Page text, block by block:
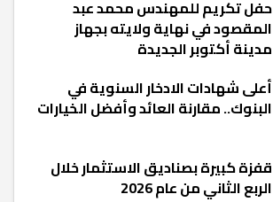
حفل تكريم للمهندس محمد عبد
المقصود في نهاية ولايته بجهاز
مدينة أكتوبر الجديدة
أعلى شهادات الادخار السنوية في
البنوك.. مقارنة العائد وأفضل الخيارات
قفزة كبيرة بصناديق الاستثمار خلال
الربع الثاني من عام 2026